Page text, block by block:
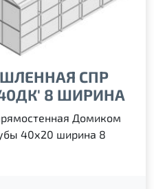
СПР
8 ШИРИНА
Домиком
40х20 ширина 8